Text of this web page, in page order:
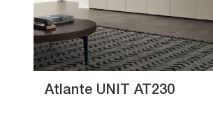
Atlante UNIT AT230